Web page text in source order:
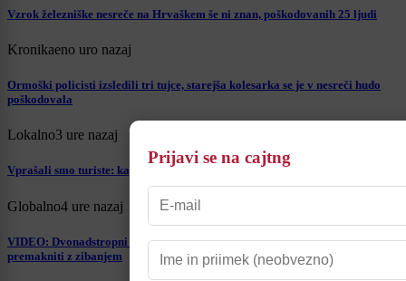
Vzrok železniške nesreče na Hrvaškem še ni znan, poškodovanih 25 ljudi
Kronikaeno uro nazaj
Ormoški policisti izsledili tri tujce, starejša kolesarka se je v nesreči hudo
poškodovala
Lokalno3 ure nazaj
Vprašali smo turiste: kaj jih je pripeljalo v najstarejše slovensko mesto?
Globalno4 ure nazaj
VIDEO: Dvonadstropni avtobus obtičal na trajektu, potniki ga skušali
premakniti z zibanjem
Prijavi se na cajtng